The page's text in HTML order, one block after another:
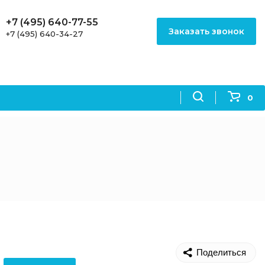
0
+7 (495) 640-77-55
+7 (495) 640-34-27 Заказать звонок
Поделиться